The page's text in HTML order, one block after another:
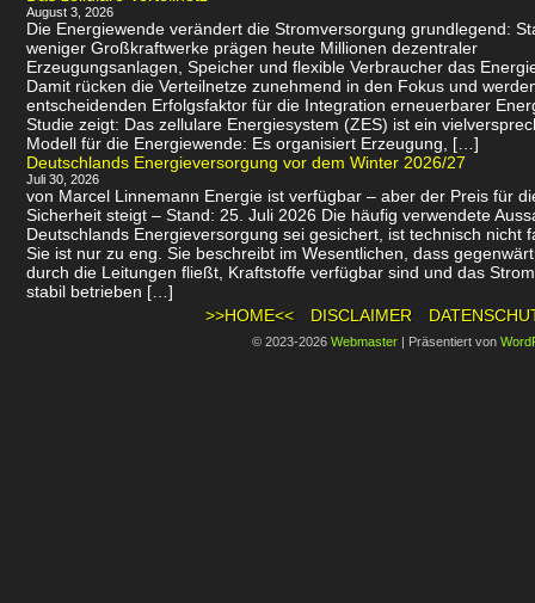
August 3, 2026
Die Energiewende verändert die Stromversorgung grundlegend:
weniger Großkraftwerke prägen heute Millionen dezentraler
Erzeugungsanlagen, Speicher und flexible Verbraucher das
Damit rücken die Verteilnetze zunehmend in den Fokus und
entscheidenden Erfolgsfaktor für die Integration erneuerbarer
Studie zeigt: Das zellulare Energiesystem (ZES) ist ein
Modell für die Energiewende: Es organisiert Erzeugung, […]
Deutschlands Energieversorgung vor dem Winter 2026/27
Juli 30, 2026
von Marcel Linnemann Energie ist verfügbar – aber der Preis für
Sicherheit steigt – Stand: 25. Juli 2026 Die häufig verwendete
Deutschlands Energieversorgung sei gesichert, ist technisch nicht
Sie ist nur zu eng. Sie beschreibt im Wesentlichen, dass
durch die Leitungen fließt, Kraftstoffe verfügbar sind und das
stabil betrieben […]
>>HOME<<
DISCLAIMER
© 2023-2026 Webmaster | Präsentiert von